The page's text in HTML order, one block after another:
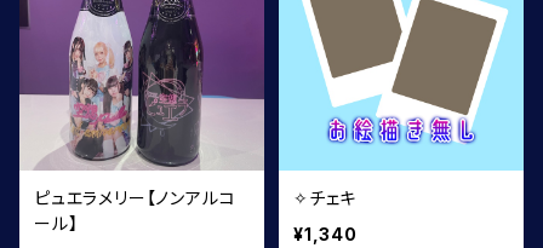
ピュエラメリー【ノンアルコ
ール】
✧チェキ
¥1,340